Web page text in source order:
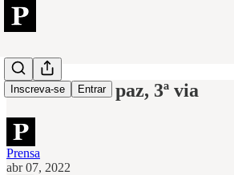
Inscreva-se Entrar
Descanse em paz, 3ª via
Prensa
abr 07, 2022